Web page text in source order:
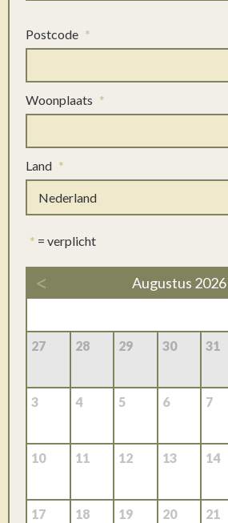
Postcode *
Woonplaats *
Land *
* = verplicht
< Augustus 2026
27 28 29 30 31
3 4 5 6 7
10 11 12 13 14
17 18 19 20 21